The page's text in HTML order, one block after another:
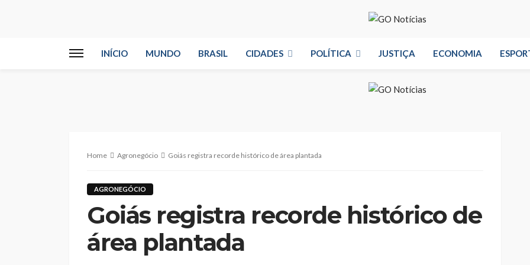
INÍCIO MUNDO BRASIL CIDADES POLÍTICA JUSTIÇA ECONOMIA
Home Agronegócio Goiás registra recorde histórico de área plantada
AGRONEGÓCIO
Goiás registra recorde histórico de
área plantada